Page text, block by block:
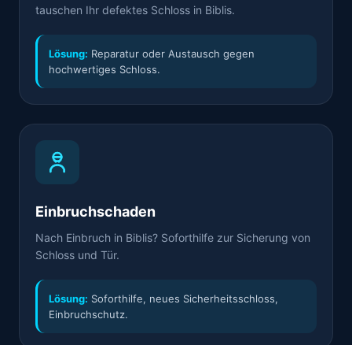
tauschen Ihr defektes Schloss in Biblis.
Lösung: Reparatur oder Austausch gegen
hochwertiges Schloss.
Einbruchschaden
Nach Einbruch in Biblis? Soforthilfe zur Sicherung von
Schloss und Tür.
Lösung: Soforthilfe, neues Sicherheitsschloss,
Einbruchschutz.